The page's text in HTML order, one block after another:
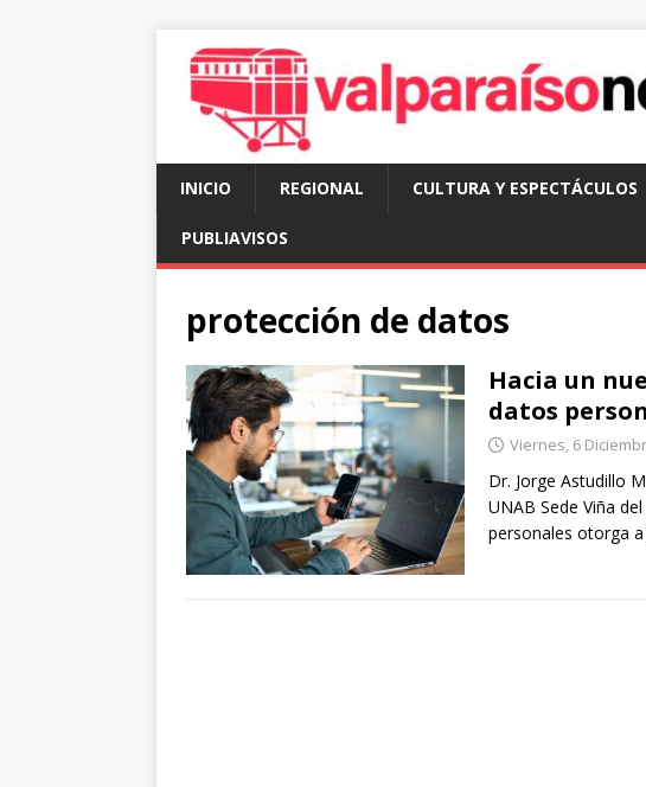
INICIO REGIONAL CULTURA Y ESPECTÁCULOS
PUBLIAVISOS
protección de datos
Hacia un
datos
Viernes, 6
Dr. Jorge Astudillo
UNAB Sede Viña
personales otorga a